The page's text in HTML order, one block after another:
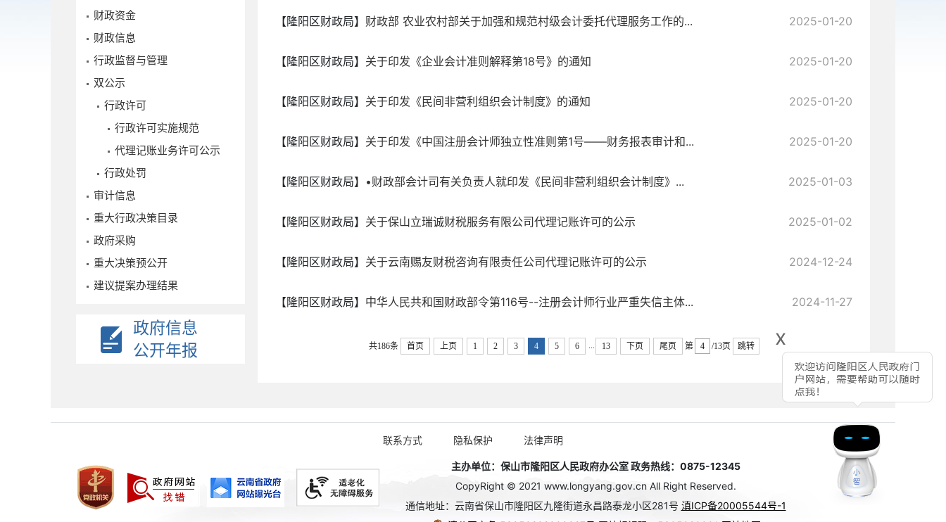
x
财政资金
财政信息
行政监督与管理
双公示
行政许可
行政许可实施规范
代理记账业务许可公示
行政处罚
审计信息
重大行政决策目录
政府采购
重大决策预公开
建议提案办理结果
政府信息
公开年报
【隆阳区财政局】 财政部 农业农村部关于加强和规范村级会计委托代理服务工作的... 2025-01-20
【隆阳区财政局】 关于印发《企业会计准则解释第18号》的通知 2025-01-20
【隆阳区财政局】 关于印发《民间非营利组织会计制度》的通知 2025-01-20
【隆阳区财政局】 关于印发《中国注册会计师独立性准则第1号——财务报表审计和... 2025-01-20
【隆阳区财政局】 •财政部会计司有关负责人就印发《民间非营利组织会计制度》... 2025-01-03
【隆阳区财政局】 关于保山立瑞诚财税服务有限公司代理记账许可的公示 2025-01-02
【隆阳区财政局】 关于云南赐友财税咨询有限责任公司代理记账许可的公示 2024-12-24
【隆阳区财政局】 中华人民共和国财政部令第116号--注册会计师行业严重失信主体... 2024-11-27
共186条 首页 上页 1 2 3 4 5 6 13 下页 尾页 第 /13页 跳转
联系方式 隐私保护 法律声明
主办单位：保山市隆阳区人民政府办公室 政务热线：0875-12345
CopyRight © 2021 www.longyang.gov.cn All Right Reserved.
通信地址：云南省保山市隆阳区九隆街道永昌路泰龙小区281号 滇ICP备20005544号-1